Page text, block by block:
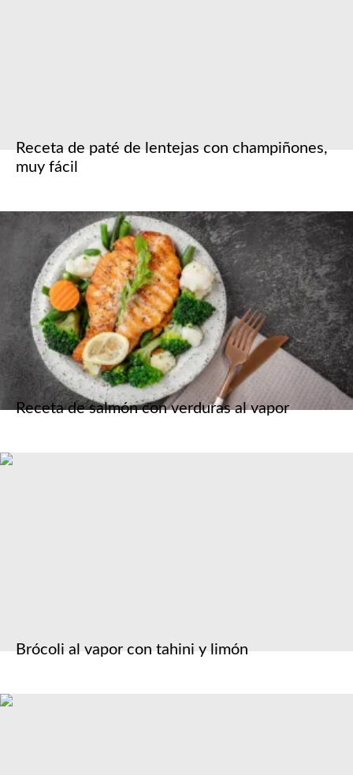
Receta de paté de lentejas con champiñones,
muy fácil
Receta de salmón con verduras al vapor
Brócoli al vapor con tahini y limón